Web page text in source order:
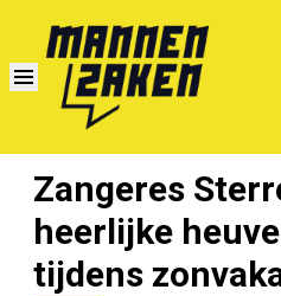
Zangeres
heerlijke
tijdens